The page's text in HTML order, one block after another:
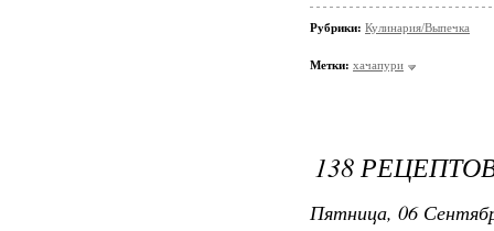
Рубрики: Кулинария/Выпечка
Метки: хачапури
138
Пятница, 06